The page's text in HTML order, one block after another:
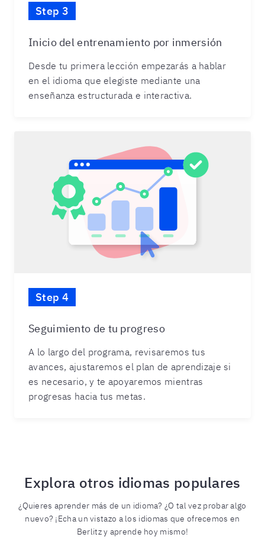
Step 3
Inicio del entrenamiento por inmersión
Desde tu primera lección empezarás a hablar
en el idioma que elegiste mediante una
enseñanza estructurada e interactiva.
Step 4
Seguimiento de tu progreso
A lo largo del programa, revisaremos tus
avances, ajustaremos el plan de aprendizaje si
es necesario, y te apoyaremos mientras
progresas hacia tus metas.
Explora otros idiomas populares
¿Quieres aprender más de un idioma? ¿O tal vez probar algo
nuevo? ¡Echa un vistazo a los idiomas que ofrecemos en
Berlitz y aprende hoy mismo!